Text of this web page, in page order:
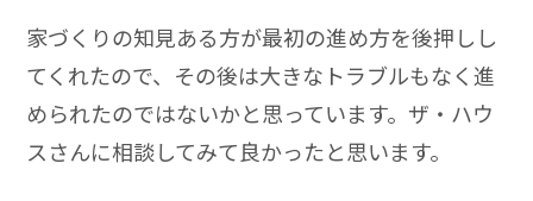
家づくりの知見ある方が最初の進め方を後押しし
てくれたので、その後は大きなトラブルもなく進
められたのではないかと思っています。ザ・ハウ
スさんに相談してみて良かったと思います。